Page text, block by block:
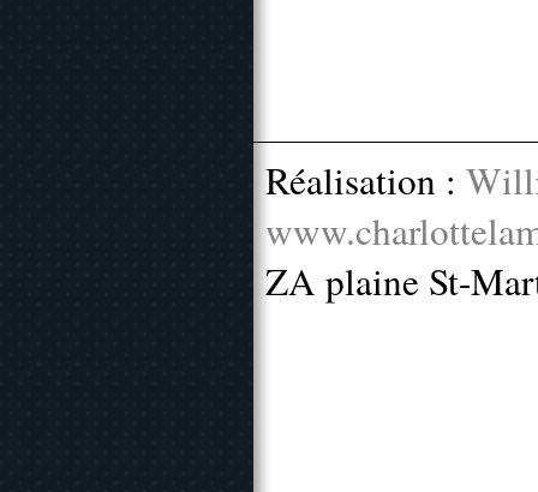
Réalisation :
ZA plaine St-